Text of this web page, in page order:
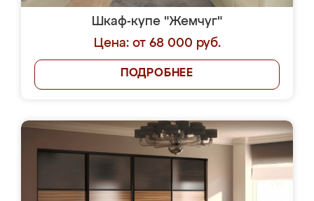
Шкаф-купе "Жемчуг"
Цена: от 68 000 руб.
ПОДРОБНЕЕ